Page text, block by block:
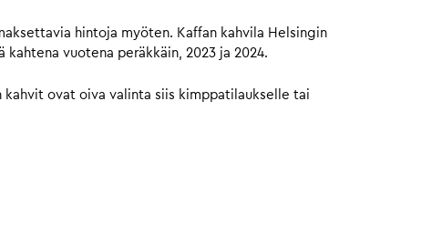
hintoja myöten. Kaffan kahvila Helsingin
kahtena vuotena peräkkäin, 2023 ja 2024.
kahvit ovat oiva valinta siis kimppatilaukselle tai